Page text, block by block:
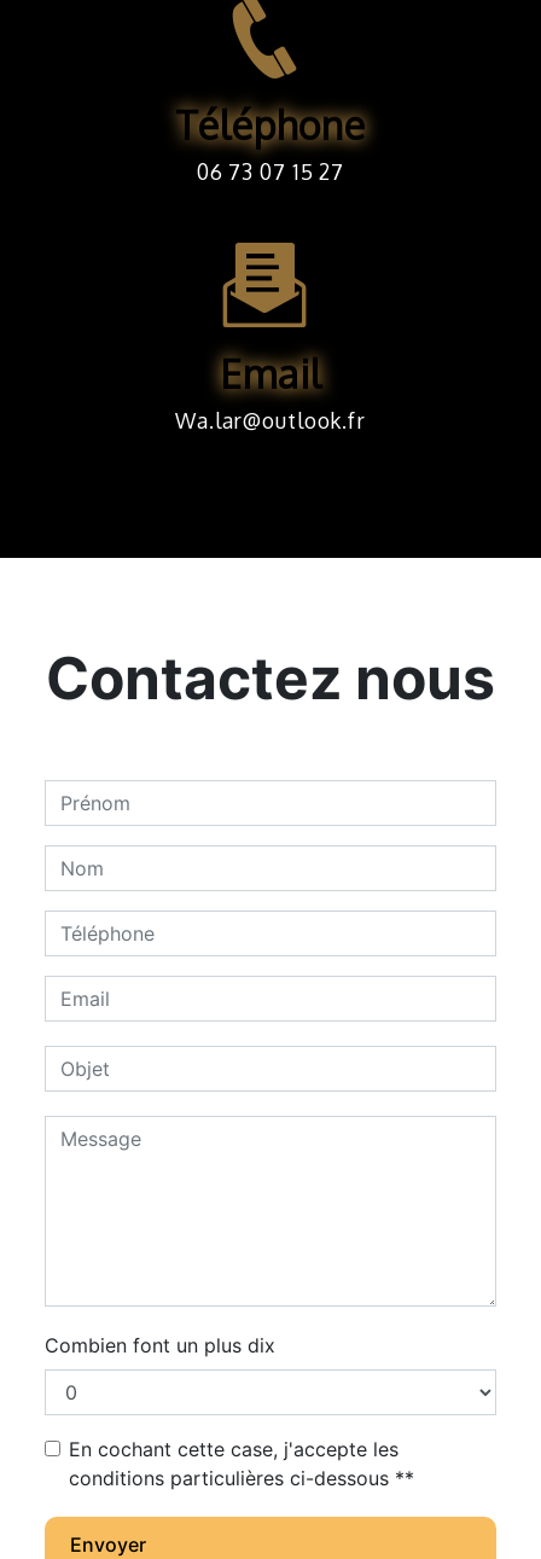
Téléphone
06 73 07 15 27
Email
wa.lar@outlook.fr
Contactez nous
Combien font un plus dix
En cochant cette case, j'accepte les
conditions particulières ci-dessous **
Envoyer